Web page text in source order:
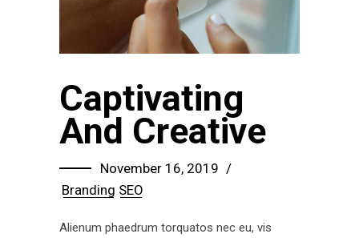
Captivating
And Creative
November 16, 2019
Branding SEO
Alienum phaedrum torquatos nec eu, vis